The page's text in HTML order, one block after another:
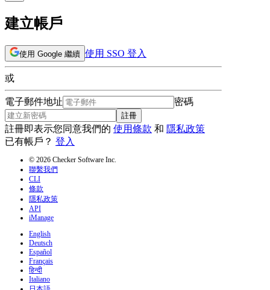
建立帳戶
使用 Google 繼續 使用 SSO 登入
或
電子郵件地址 密碼
註冊
註冊即表示您同意我們的 使用條款 和 隱私政策
已有帳戶？ 登入
© 2026 Checker Software Inc.
聯繫我們
CLI
條款
隱私政策
API
iManage
English
Deutsch
Español
Français
हिन्दी
Italiano